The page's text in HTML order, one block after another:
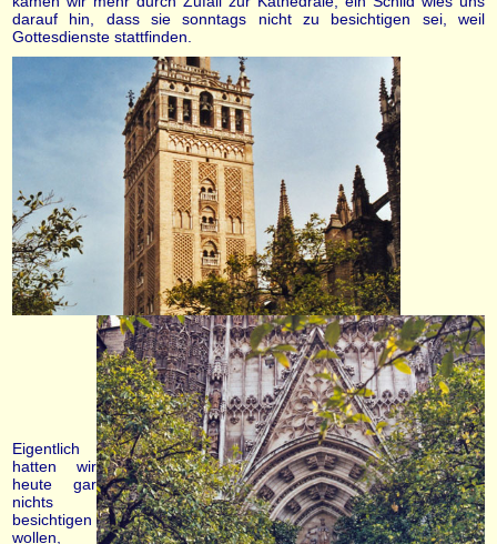
darauf hin, dass sie sonntags nicht zu besichtigen sei, weil
Gottesdienste stattfinden.
Eigentlich
hatten wir
heute gar
nichts
besichtigen
wollen,